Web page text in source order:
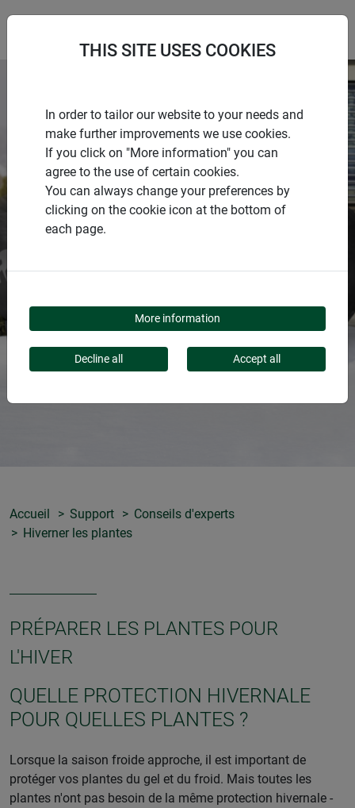
PROTÉGER LES PLANTES
PRÉPARER LE JARDIN
Accueil Support
Conseils d'experts
Hiverner les plantes
PRÉPARER LES PLANTES POUR
L'HIVER
QUELLE PROTECTION HIVERNALE
POUR QUELLES PLANTES ?
Lorsque la saison froide approche, il est important de
protéger vos plantes du gel et du froid. Mais toutes les
plantes n'ont pas besoin de la même protection hivernale -
THIS SITE USES COOKIES
In order to tailor our website to your needs and
make further improvements we use cookies.
If you click on "More information" you can
agree to the use of certain cookies.
You can always change your preferences by
clicking on the cookie icon at the bottom of
each page.
More information
Decline all Accept all